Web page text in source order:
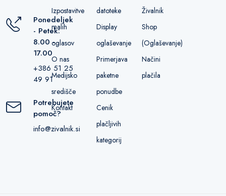
Ponedeljek
- Petek:
8.00 -
17.00
+386 51 25
49 91
Potrebujete
pomoč?
info@zivalnik.si
Izpostavitve
malih
oglasov
O nas
Medijsko
središče
Kontakt
datoteke
Display
oglaševanje
Primerjava
paketne
ponudbe
Cenik
plačljivih
kategorij
Živalnik
Shop
(Oglaševanje)
Načini
plačila